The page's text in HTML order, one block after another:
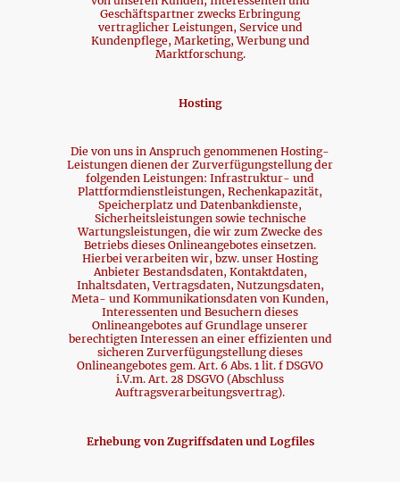
Geschäftspartner zwecks Erbringung
vertraglicher Leistungen, Service und
Kundenpflege, Marketing, Werbung und
Marktforschung.
Hosting
Die von uns in Anspruch genommenen Hosting-
Leistungen dienen der Zurverfügungstellung der
folgenden Leistungen: Infrastruktur- und
Plattformdienstleistungen, Rechenkapazität,
Speicherplatz und Datenbankdienste,
Sicherheitsleistungen sowie technische
Wartungsleistungen, die wir zum Zwecke des
Betriebs dieses Onlineangebotes einsetzen.
Hierbei verarbeiten wir, bzw. unser Hosting
Anbieter Bestandsdaten, Kontaktdaten,
Inhaltsdaten, Vertragsdaten, Nutzungsdaten,
Meta- und Kommunikationsdaten von Kunden,
Interessenten und Besuchern dieses
Onlineangebotes auf Grundlage unserer
berechtigten Interessen an einer effizienten und
sicheren Zurverfügungstellung dieses
Onlineangebotes gem. Art. 6 Abs. 1 lit. f DSGVO
i.V.m. Art. 28 DSGVO (Abschluss
Auftragsverarbeitungsvertrag).
Erhebung von Zugriffsdaten und Logfiles